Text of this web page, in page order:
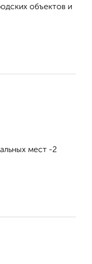
объектов и
мест -2